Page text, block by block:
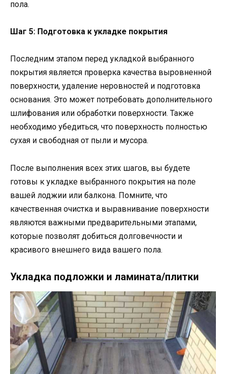
пола.
Шаг 5: Подготовка к укладке покрытия
Последним этапом перед укладкой выбранного
покрытия является проверка качества выровненной
поверхности, удаление неровностей и подготовка
основания. Это может потребовать дополнительного
шлифования или обработки поверхности. Также
необходимо убедиться, что поверхность полностью
сухая и свободная от пыли и мусора.
После выполнения всех этих шагов, вы будете
готовы к укладке выбранного покрытия на поле
вашей лоджии или балкона. Помните, что
качественная очистка и выравнивание поверхности
являются важными предварительными этапами,
которые позволят добиться долговечности и
красивого внешнего вида вашего пола.
Укладка подложки и ламината/плитки